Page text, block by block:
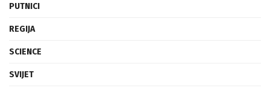
PUTNICI
REGIJA
SCIENCE
SVIJET